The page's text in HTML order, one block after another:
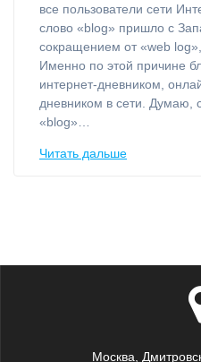
все пользователи сети
слово «blog» пришло с
сокращением от «web log»,
Именно по этой причине
интернет-дневником,
дневником в сети. Думаю,
«blog»…
Читать дальше
Москва,